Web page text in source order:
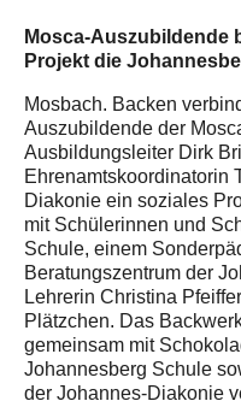
Mosca-Auszubildende
Projekt die
Mosbach. Backen
Auszubildende der
Ausbildungsleiter Dirk
Ehrenamtskoordinatorin
Diakonie ein soziales
mit Schülerinnen und
Schule, einem
Beratungszentrum der
Lehrerin Christina
Plätzchen. Das
gemeinsam mit
Johannesberg Schule
der Johannes-Diakonie